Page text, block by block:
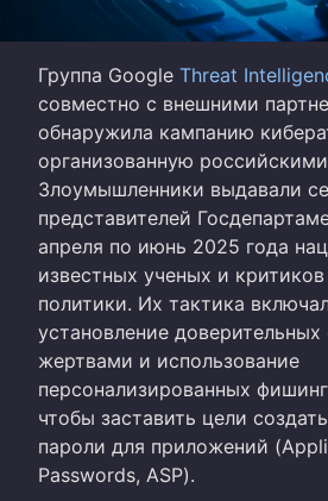
Группа Google Threat
совместно с внешними
обнаружила кампанию
организованную
Злоумышленники выдавали
представителей
апреля по июнь 2025 года
известных ученых и
политики. Их тактика
установление
жертвами и использование
персонализированных
чтобы заставить цели
пароли для приложений
Passwords, ASP).